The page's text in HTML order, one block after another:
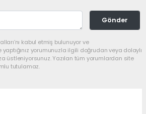
Gönder
kabul etmiş bulunuyor ve
yorumunuzla ilgili doğrudan veya dolaylı
üstleniyorsunuz. Yazılan tüm yorumlardan site
tutulamaz.